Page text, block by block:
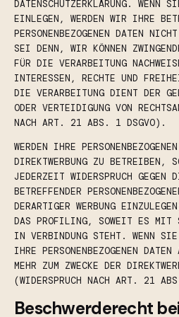
DATENSCHUTZERKLÄRUNG. WENN
EINLEGEN, WERDEN WIR IHRE
PERSONENBEZOGENEN DATEN
SEI DENN, WIR KÖNNEN
FÜR DIE VERARBEITUNG
INTERESSEN, RECHTE UND
DIE VERARBEITUNG DIENT DER
ODER VERTEIDIGUNG VON
NACH ART. 21 ABS. 1 DSGVO).
WERDEN IHRE
DIREKTWERBUNG ZU BETREIBEN,
JEDERZEIT WIDERSPRUCH GEGEN
BETREFFENDER
DERARTIGER WERBUNG
DAS PROFILING, SOWEIT ES MIT
IN VERBINDUNG STEHT. WENN SIE
IHRE PERSONENBEZOGENEN
MEHR ZUM ZWECKE DER
(WIDERSPRUCH NACH ART. 21
Beschwerde­recht